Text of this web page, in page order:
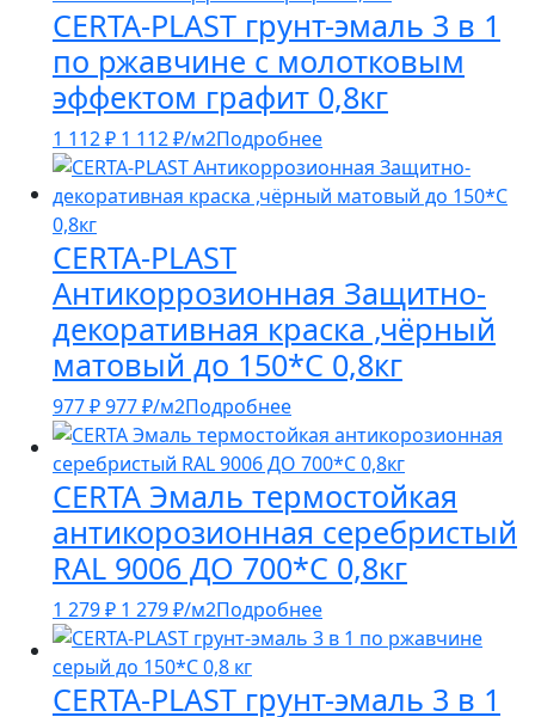
CERTA-PLAST грунт-эмаль 3 в 1
по ржавчине с молотковым
эффектом графит 0,8кг
1 112₽ 1 112₽/м2Подробнее
CERTA-PLAST
Антикоррозионная Защитно-
декоративная краска ,чёрный
матовый до 150*С 0,8кг
977₽977₽/м2Подробнее
CERTA Эмаль термостойкая
антикорозионная серебристый
RAL 9006 ДО 700*С 0,8кг
1 279₽ 1 279₽/м2Подробнее
CERTA-PLAST грунт-эмаль 3 в 1